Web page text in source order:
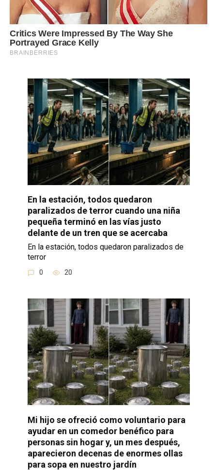
En la estación, todos quedaron
paralizados de terror cuando una niña
pequeña terminó en las vías justo
delante de un tren que se acercaba
En la estación, todos quedaron paralizados de
terror
0 20
Mi hijo se ofreció como voluntario para
ayudar en un comedor benéfico para
personas sin hogar y, un mes después,
aparecieron decenas de enormes ollas
para sopa en nuestro jardín